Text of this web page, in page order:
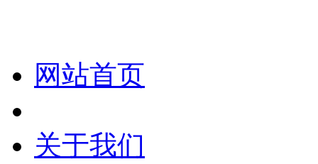
网站首页
关于我们